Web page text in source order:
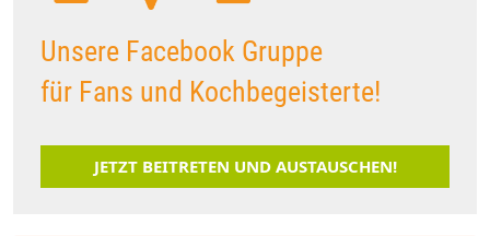
Unsere Facebook Gruppe
für Fans und Kochbegeisterte!
JETZT BEITRETEN UND AUSTAUSCHEN!